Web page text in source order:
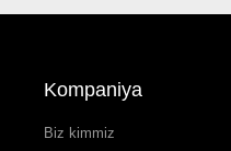
Kompaniya
Biz kimmiz